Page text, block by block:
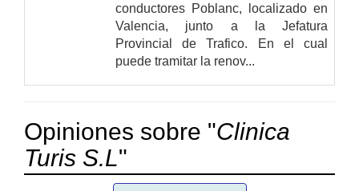
conductores Poblanc, localizado en
Valencia, junto a la Jefatura
Provincial de Trafico. En el cual
puede tramitar la renov...
Opiniones sobre "Clinica
Turis S.L"